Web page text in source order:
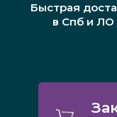
Быстрая
в Спб и ЛО